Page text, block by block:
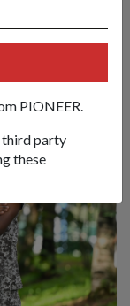
PIONEER.
third party
these
ditauliahkan